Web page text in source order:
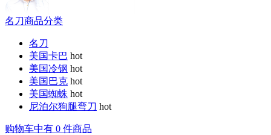
名刀商品分类
名刀
美国卡巴 hot
美国冷钢 hot
美国巴克 hot
美国蜘蛛 hot
尼泊尔狗腿弯刀 hot
购物车中有 0 件商品